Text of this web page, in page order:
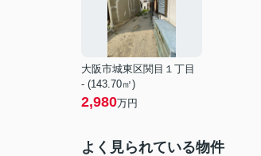
大阪市城東区関目１丁目
- (143.70㎡)
2,980万円
よく見られている物件